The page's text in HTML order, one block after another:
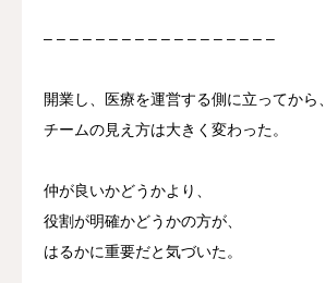
– – – – – – – – – – – – – – – – – –
開業し、医療を運営する側に立ってから、
チームの見え方は大きく変わった。
仲が良いかどうかより、
役割が明確かどうかの方が、
はるかに重要だと気づいた。